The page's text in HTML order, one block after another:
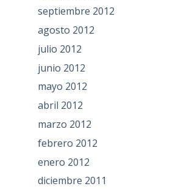
septiembre 2012
agosto 2012
julio 2012
junio 2012
mayo 2012
abril 2012
marzo 2012
febrero 2012
enero 2012
diciembre 2011